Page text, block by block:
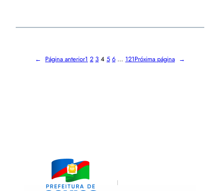
← Página anterior1 2 3 4 5 6 … 121Próxima página →